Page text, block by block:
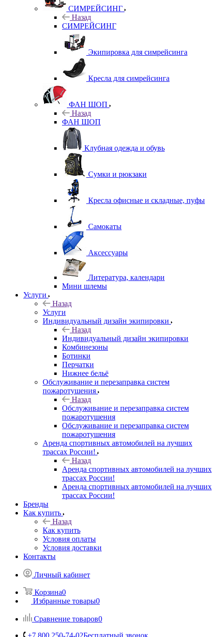
СИМРЕЙСИНГ
Назад
СИМРЕЙСИНГ
Экипировка для симрейсинга
Кресла для симрейсинга
ФАН ШОП
Назад
ФАН ШОП
Клубная одежда и обувь
Сумки и рюкзаки
Кресла офисные и складные, пуфы
Самокаты
Аксессуары
Литература, календари
Мини шлемы
Услуги
Назад
Услуги
Индивидуальный дизайн экипировки
Назад
Индивидуальный дизайн экипировки
Комбинезоны
Ботинки
Перчатки
Нижнее бельё
Обслуживание и перезаправка систем
пожаротушения
Назад
Обслуживание и перезаправка систем
пожаротушения
Обслуживание и перезаправка систем
пожаротушения
Аренда спортивных автомобилей на лучших
трассах России!
Назад
Аренда спортивных автомобилей на лучших
трассах России!
Аренда спортивных автомобилей на лучших
трассах России!
Бренды
Как купить
Назад
Как купить
Условия оплаты
Условия доставки
Контакты
Личный кабинет
Корзина0
Избранные товары0
Сравнение товаров0
+7 800 250-74-02Бесплатный звонок